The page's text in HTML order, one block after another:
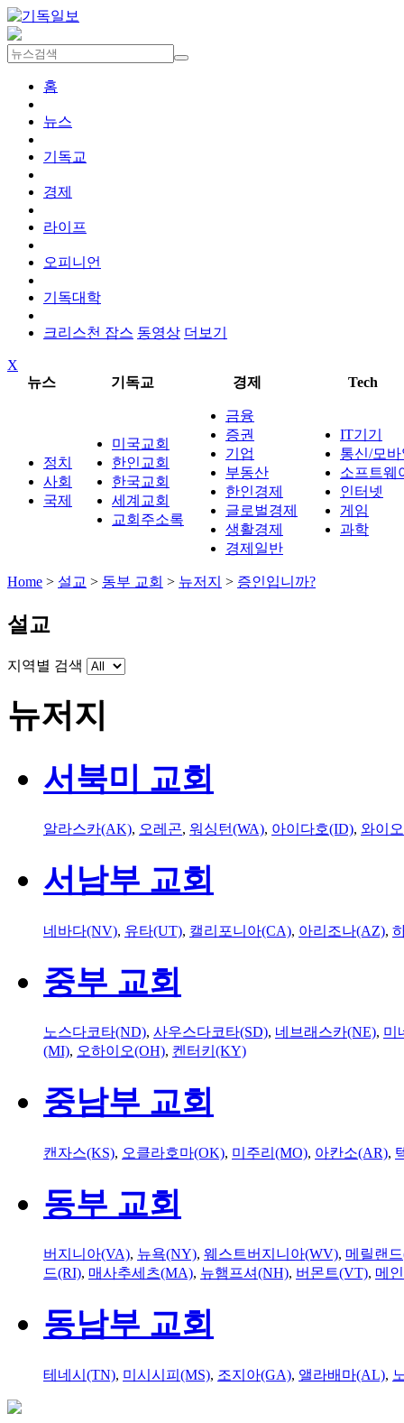
홈
뉴스
기독교
경제
라이프
오피니언
기독대학
크리스천 잡스 동영상 더보기
X
뉴스
기독교 경제 Tech
정치
사회
국제
미국교회
한인교회
한국교회
세계교회
교회주소록
금융
증권
기업
부동산
한인경제
글로벌경제
생활경제
경제일반
IT기기
통신/모
소프트웨
인터넷
게임
과학
Home > 설교 > 동부 교회 > 뉴저지 > 증인입니까?
설교
지역별 검색
뉴저지
서북미 교회
알라스카(AK), 오레곤, 워싱턴(WA), 아이다호(ID), 와이
서남부 교회
네바다(NV), 유타(UT), 캘리포니아(CA), 아리조나(AZ),
중부 교회
노스다코타(ND), 사우스다코타(SD), 네브래스카(NE), 미
(MI), 오하이오(OH), 켄터키(KY)
중남부 교회
캔자스(KS), 오클라호마(OK), 미주리(MO), 아칸소(AR),
동부 교회
버지니아(VA), 뉴욕(NY), 웨스트버지니아(WV), 메릴랜
드(RI), 매사추세츠(MA), 뉴햄프셔(NH), 버몬트(VT), 메
동남부 교회
테네시(TN), 미시시피(MS), 조지아(GA), 앨라배마(AL),